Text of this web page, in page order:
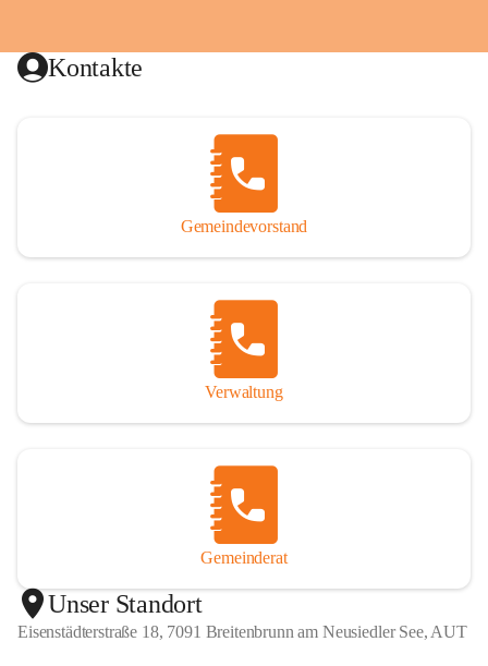
Kontakte
Gemeindevorstand
Verwaltung
Gemeinderat
Unser Standort
Eisenstädterstraße 18, 7091 Breitenbrunn am Neusiedler See, AUT